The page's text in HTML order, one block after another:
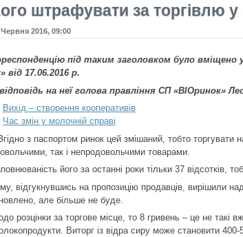
штрафувати за торгівлю
Червня 2016, 09:00
під таким заголовком було
від 17.06.2016 р.
на неї голова правління СП «ВІОринок»
Вихід – створення кооперативів
Час змін у молочній справі
з паспортом ринок цей змішаний, тобто торгувати
так і непродовольчими товарами.
його за останні роки тільки 37 відсотків,
відгукнувшись на пропозицію продавців, вирішили
але більше не буде.
розцінки за торгове місце, то 8 гривень – це не такі
Виторг із відра сиру може становити